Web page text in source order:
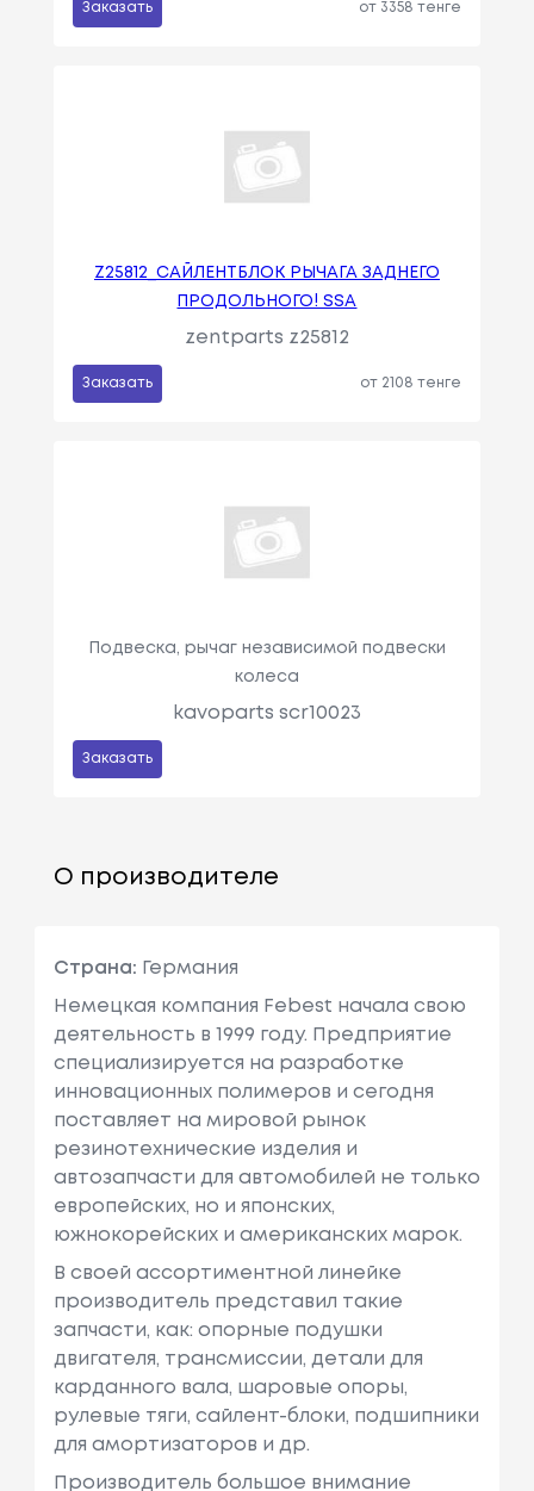
Заказать от 3358 тенге
Z25812_САЙЛЕНТБЛОК РЫЧАГА ЗАДНЕГО
ПРОДОЛЬНОГО! SSA
zentparts z25812
Заказать от 2108 тенге
Подвеска, рычаг независимой подвески
колеса
kavoparts scr10023
Заказать
О производителе
Страна: Германия
Немецкая компания Febest начала свою
деятельность в 1999 году. Предприятие
специализируется на разработке
инновационных полимеров и сегодня
поставляет на мировой рынок
резинотехнические изделия и
автозапчасти для автомобилей не только
европейских, но и японских,
южнокорейских и американских марок.
В своей ассортиментной линейке
производитель представил такие
запчасти, как: опорные подушки
двигателя, трансмиссии, детали для
карданного вала, шаровые опоры,
рулевые тяги, сайлент-блоки, подшипники
для амортизаторов и др.
Производитель большое внимание